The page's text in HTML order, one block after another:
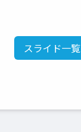
スライド一覧